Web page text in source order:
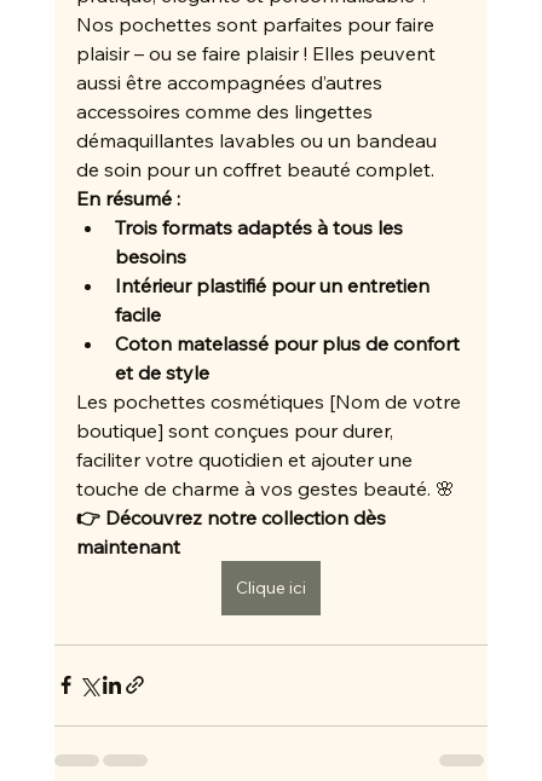
Nos pochettes sont parfaites pour faire
plaisir – ou se faire plaisir ! Elles peuvent
aussi être accompagnées d’autres
accessoires comme des lingettes
démaquillantes lavables ou un bandeau
de soin pour un coffret beauté complet.
En résumé :
Trois formats adaptés à tous les
besoins
Intérieur plastifié pour un entretien
facile
Coton matelassé pour plus de confort
et de style
Les pochettes cosmétiques [Nom de votre
boutique] sont conçues pour durer,
faciliter votre quotidien et ajouter une
touche de charme à vos gestes beauté. 🌸
👉 Découvrez notre collection dès
maintenant
Clique ici